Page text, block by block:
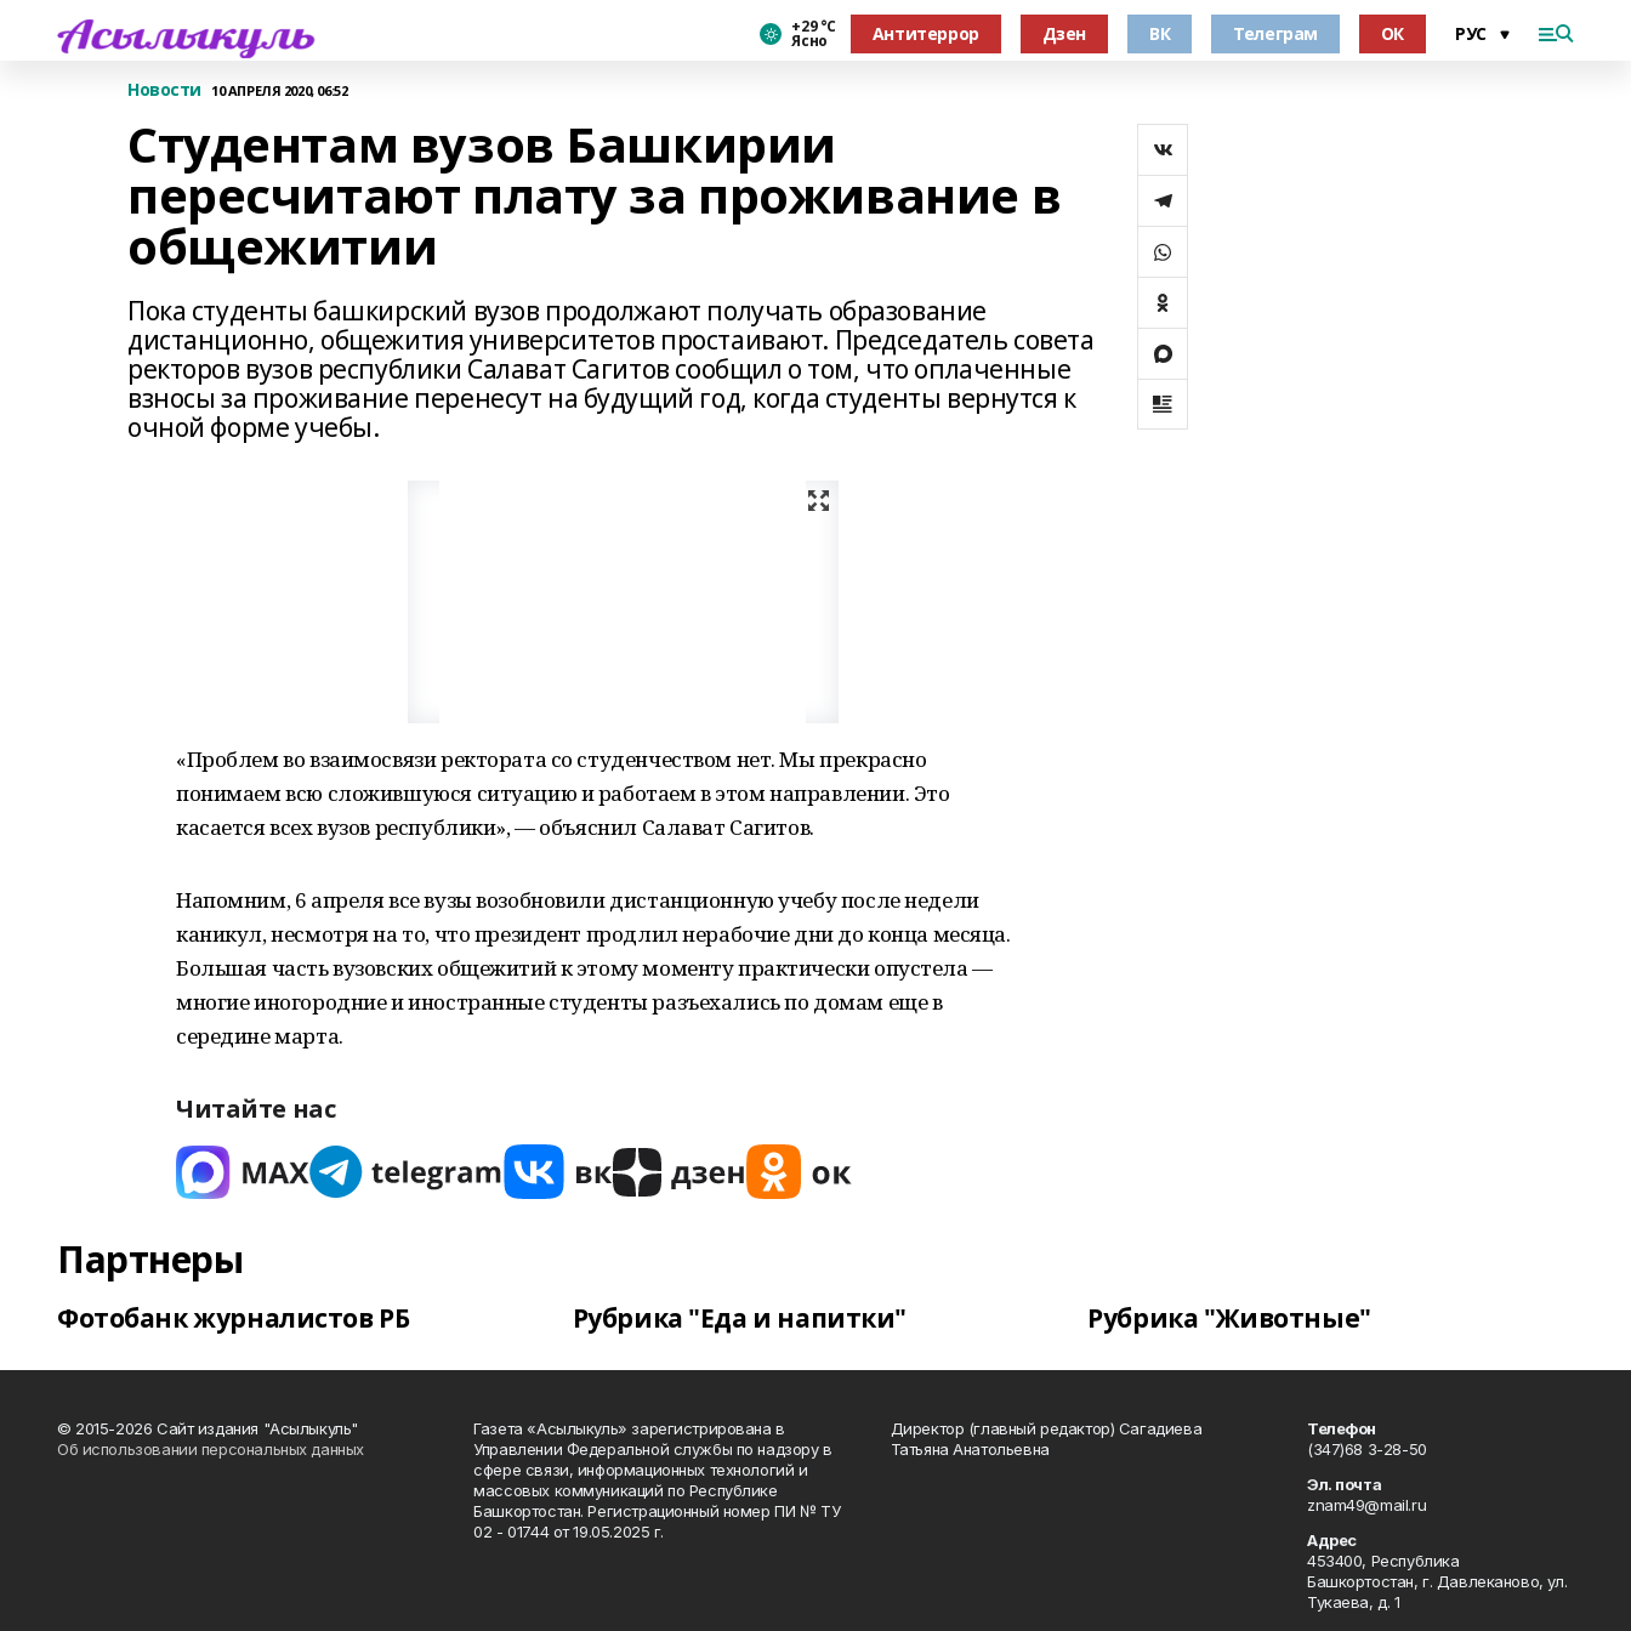
+29 °С
Ясно Антитеррор Дзен ВК Телеграм ОК
Новости 10 АПРЕЛЯ 2020, 06:52
Студентам вузов Башкирии
пересчитают плату за проживание в
общежитии
Пока студенты башкирский вузов продолжают получать образование
дистанционно, общежития университетов простаивают. Председатель совета
ректоров вузов республики Салават Сагитов сообщил о том, что оплаченные
взносы за проживание перенесут на будущий год, когда студенты вернутся к
очной форме учебы.
«Проблем во взаимосвязи ректората со студенчеством нет. Мы прекрасно
понимаем всю сложившуюся ситуацию и работаем в этом направлении. Это
касается всех вузов республики», — объяснил Салават Сагитов.
Напомним, 6 апреля все вузы возобновили дистанционную учебу после недели
каникул, несмотря на то, что президент продлил нерабочие дни до конца месяца.
Большая часть вузовских общежитий к этому моменту практически опустела —
многие иногородние и иностранные студенты разъехались по домам еще в
середине марта.
Читайте нас
Партнеры
Фотобанк журналистов РБ Рубрика "Еда и напитки" Рубрика "Животные"
© 2015-2026 Сайт издания "Асылыкуль"
Об использовании персональных данных
Газета «Асылыкуль» зарегистрирована в
Управлении Федеральной службы по надзору в
сфере связи, информационных технологий и
массовых коммуникаций по Республике
Башкортостан. Регистрационный номер ПИ № ТУ
02 - 01744 от 19.05.2025 г.
Директор (главный редактор) Сагадиева
Татьяна Анатольевна
Телефон
(347)68 3-28-50
Эл. почта
znam49@mail.ru
Адрес
453400, Республика
Башкортостан, г. Давлеканово, ул.
Тукаева, д. 1